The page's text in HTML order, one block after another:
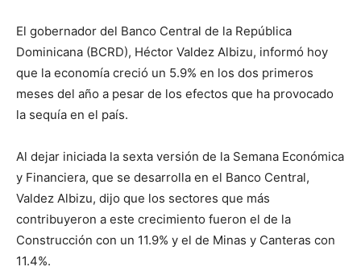
El gobernador del Banco Central de la República
Dominicana (BCRD), Héctor Valdez Albizu, informó hoy
que la economía creció un 5.9% en los dos primeros
meses del año a pesar de los efectos que ha provocado
la sequía en el país.
Al dejar iniciada la sexta versión de la Semana Económica
y Financiera, que se desarrolla en el Banco Central,
Valdez Albizu, dijo que los sectores que más
contribuyeron a este crecimiento fueron el de la
Construcción con un 11.9% y el de Minas y Canteras con
11.4%.